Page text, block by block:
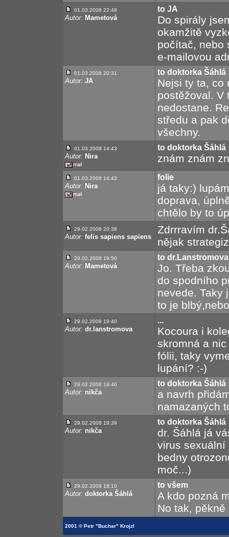
01.03.2008 22:48
Autor: Mametová
to JA
Do spirály
okamžitě
počítač, nebo
e-mailovou
01.03.2008 20:31
Autor: JA
to doktorka Šáhlá
Nejsi ty ta, co
postěžoval. V
nedostane.
středu a pak
všechny.
01.03.2008 14:43
Autor: Nira
to doktorka Šáhlá
znám znám
01.03.2008 14:43
Autor: Nira
folie
já taky:)
doprava,
chtělo by to
29.02.2008 20:38
Autor: felis sapiens sapiens
Zdrrravím
nějak
29.02.2008 19:50
Autor: Mametová
to dr.Lanstromova
Jo. Třeba
do spodního
nevede. Taky
to je
29.02.2008 19:40
Autor: dr.lanstromova
...
Kocoura i
skromná a
fólii, taky
lupání? :-)
29.02.2008 19:40
Autor: nikča
to doktorka Šáhlá
a navrh
namazaných
29.02.2008 19:39
Autor: nikča
to doktorka Šáhlá
dr. Šáhlá já
virus sexuální
bedny
moč...)
29.02.2008 18:10
Autor: doktorka Šáhlá
to všem
A kdo pozná
No tak,
2001 © Petr "Buchar" Krojzl